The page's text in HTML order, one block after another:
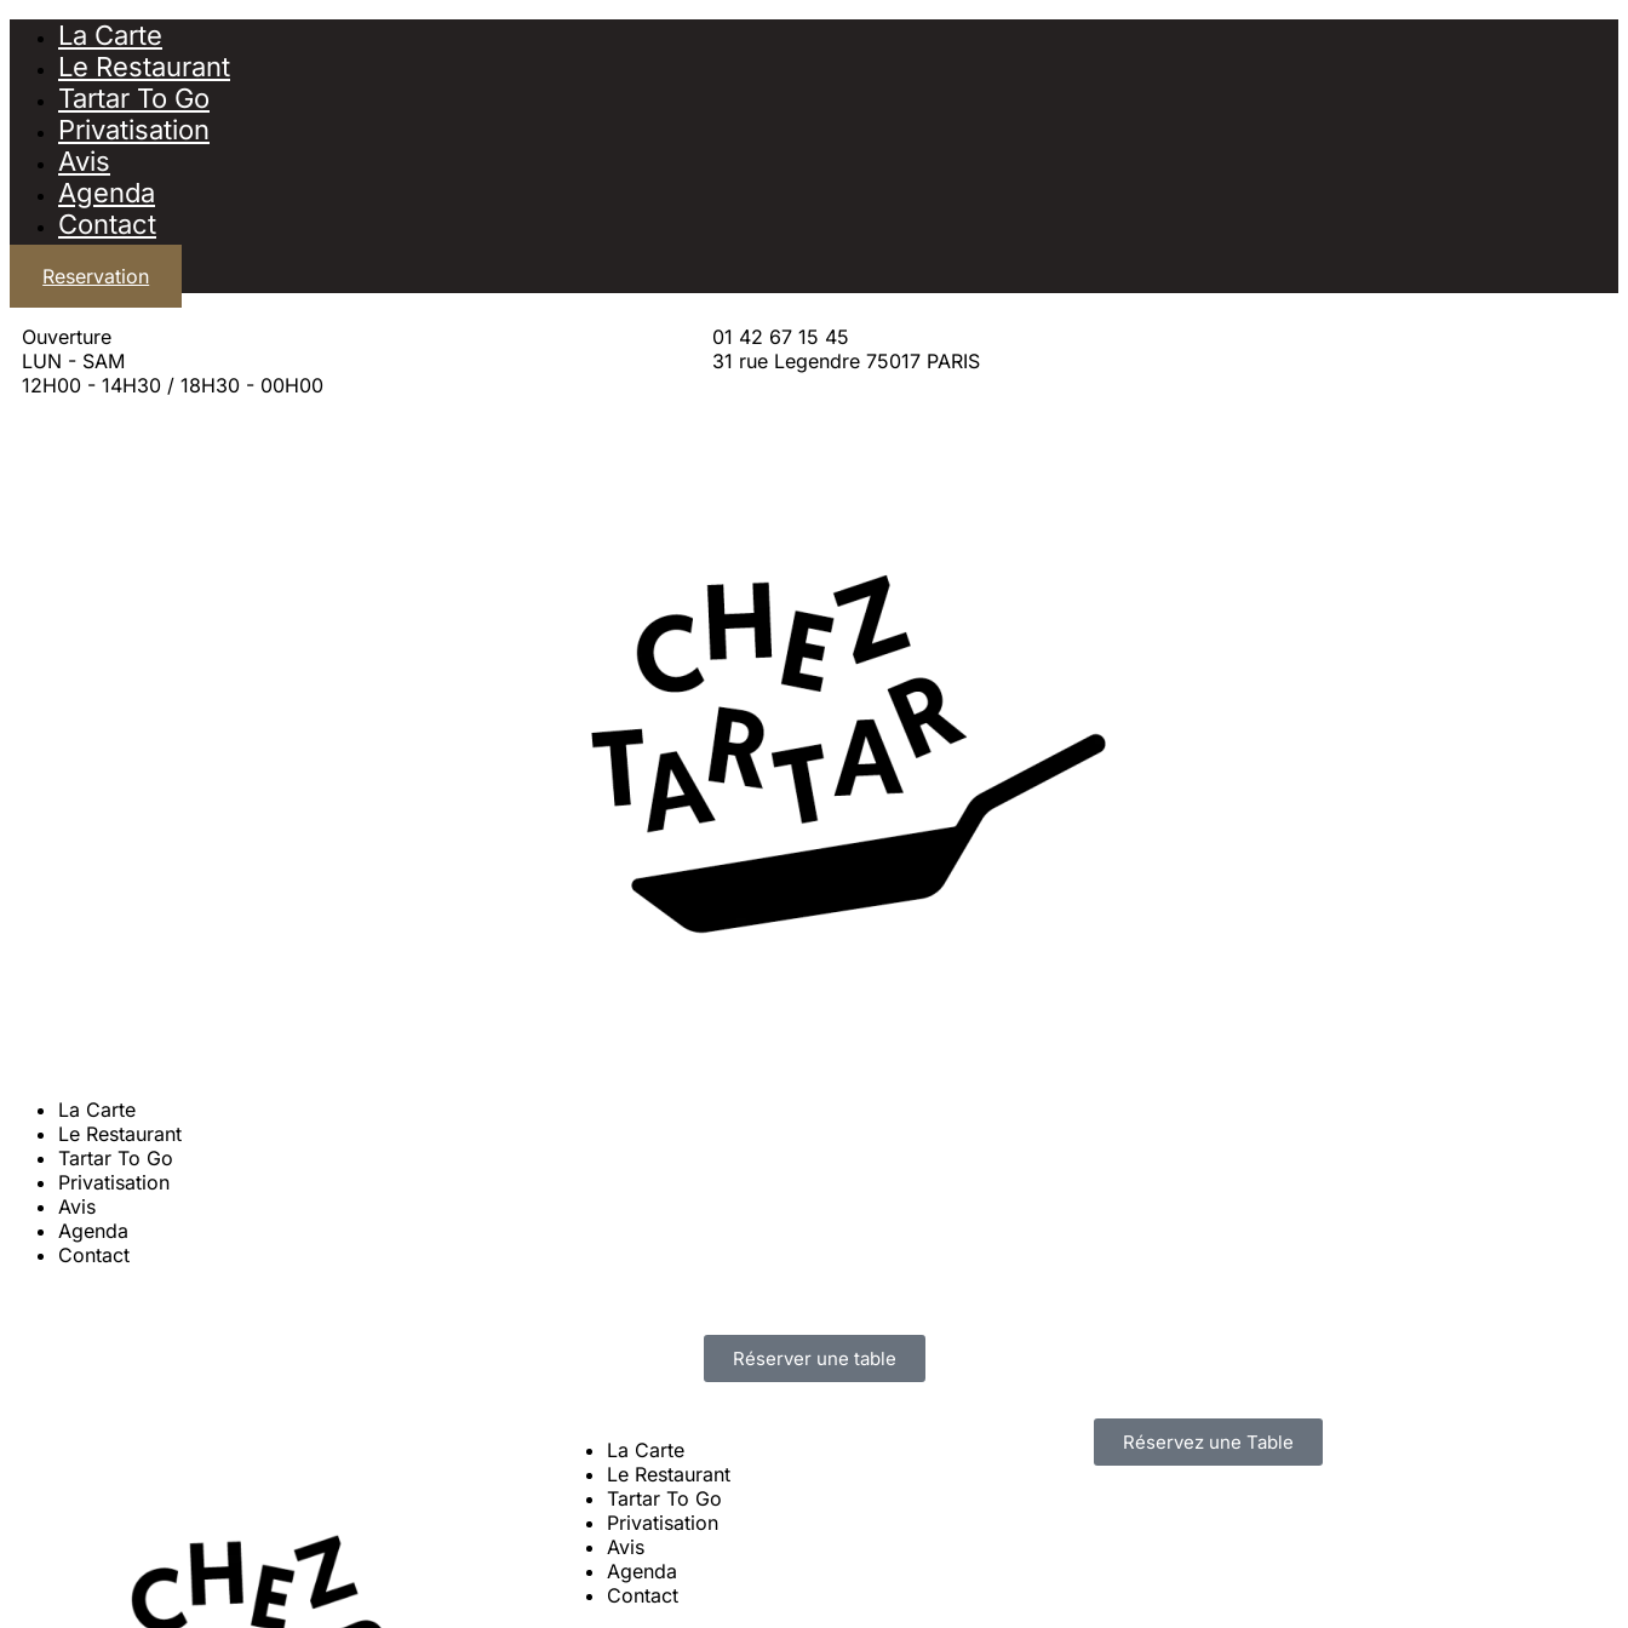
La Carte
Le Restaurant
Tartar To Go
Privatisation
Avis
Agenda
Contact
Reservation
Ouverture
LUN - SAM
12H00 - 14H30 / 18H30 - 00H00
01 42 67 15 45
31 rue Legendre 75017 PARIS
La Carte
Le Restaurant
Tartar To Go
Privatisation
Avis
Agenda
Contact
Réserver une table
La Carte
Le Restaurant
Tartar To Go
Privatisation
Avis
Agenda
Contact
Réservez une Table